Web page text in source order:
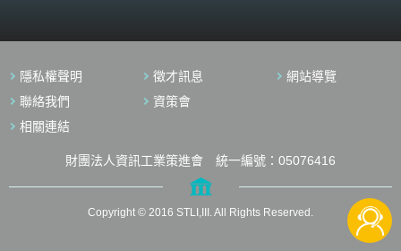
保價值鏈之透明度；針對可能造成系統性風險之強大模型，訂定風險管理與
重要事件監管、執行模型評估與對抗性測試等相關義務。這些義務將由執委
practices)。 考量到人工智慧系統可用於不同目的之情況，臨時協議針對通
場之前須遵守特定之透明度義務，另強調對於情緒識別系統有義務在自然人
額自3,500萬歐元 或全球年營業額7%(以較高者為準)。針對違反其他義務罰
款1,500萬歐元或全球年營業額3%，提供不正確資訊罰 款750萬歐元或全球
年營業額1.5%。針對中小及新創企業違反人工智慧法之行政罰款將設定適
隱私權聲明 徵才訊息
網站導覽
聯絡我們
資策會
相關連結
財團法人資訊工業策進會 統一編號：05076416
Copyright © 2016 STLI,III. All Rights Reserved.